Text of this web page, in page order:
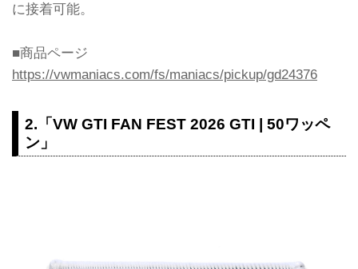
に接着可能。
■商品ページ
https://vwmaniacs.com/fs/maniacs/pickup/gd24376
2.「VW GTI FAN FEST 2026 GTI | 50ワッペ
ン」